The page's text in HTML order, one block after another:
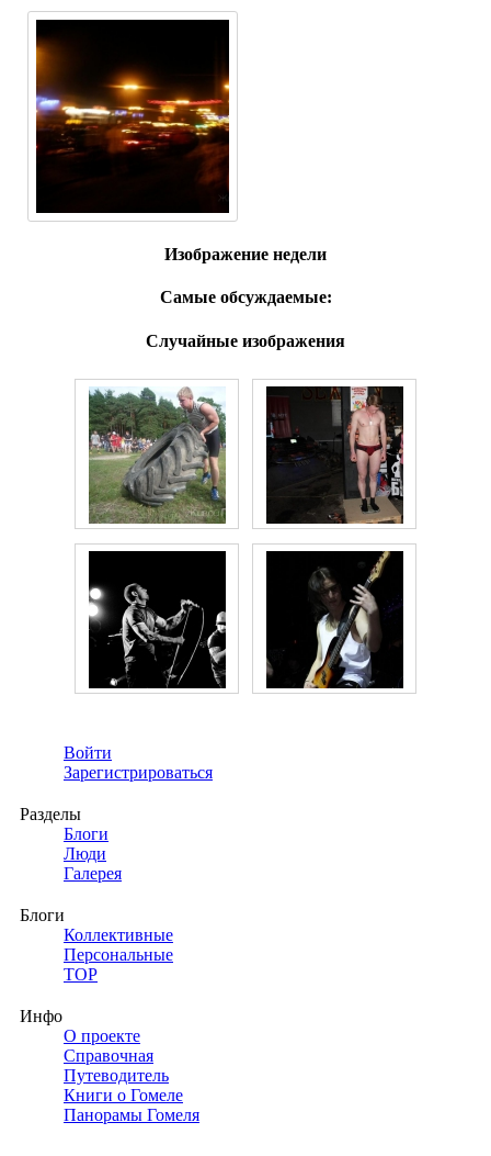
Изображение недели
Самые обсуждаемые:
Случайные изображения
Войти
Зарегистрироваться
Разделы
Блоги
Люди
Галерея
Блоги
Коллективные
Персональные
TOP
Инфо
О проекте
Справочная
Путеводитель
Книги о Гомеле
Панорамы Гомеля